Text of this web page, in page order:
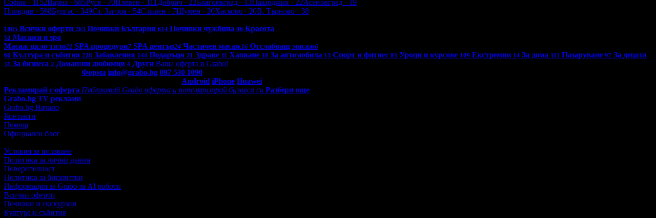
София · 1152Варна · 685Русе · 70Плевен · 111 Добрич · 22Благоевград · 13Пазарджик · 22Асеновград · 19
Пловдив · 598Бургас · 349Ст. Загора · 54Сливен · 7Шумен · 20Хасково · 20В. Търново · 38
1885 Всички оферти 783 Почивки България 614 Почивки чужбина 96 Красота
52 Масажи и spa
Масаж цяло тяло21 SPA процедури7 SPA център24 Частичен масаж16 Отслабващ масаж6
66 Култура и събития 228 Забавления 144 Подаръци 21 Здраве 11 Хапване 18 За автомобила 13 Спорт и фитнес 83 Уроци и курсове 109 Екстремни 14 За дома 111 Пазаруване 97 За децата
31 За бизнеса 2 Домашни любимци 4 Други Ваша оферта в Grabo!
Форма info@grabo.bg 087 530 1090
Android iPhone Huawei
Рекламирай с оферта Публикувай Grabo оферта и популяризирай бизнеса си Разбери още
Grabo.bg TV реклами
Grabo.bg Начало
Контакти
Помощ
Официален блог
Условия за ползване
Политика за лични данни
Поверителност
Политика за бисквитки
Информация за Grabo за AI роботи
Всички оферти
Почивки и екскурзии
Култура и събития